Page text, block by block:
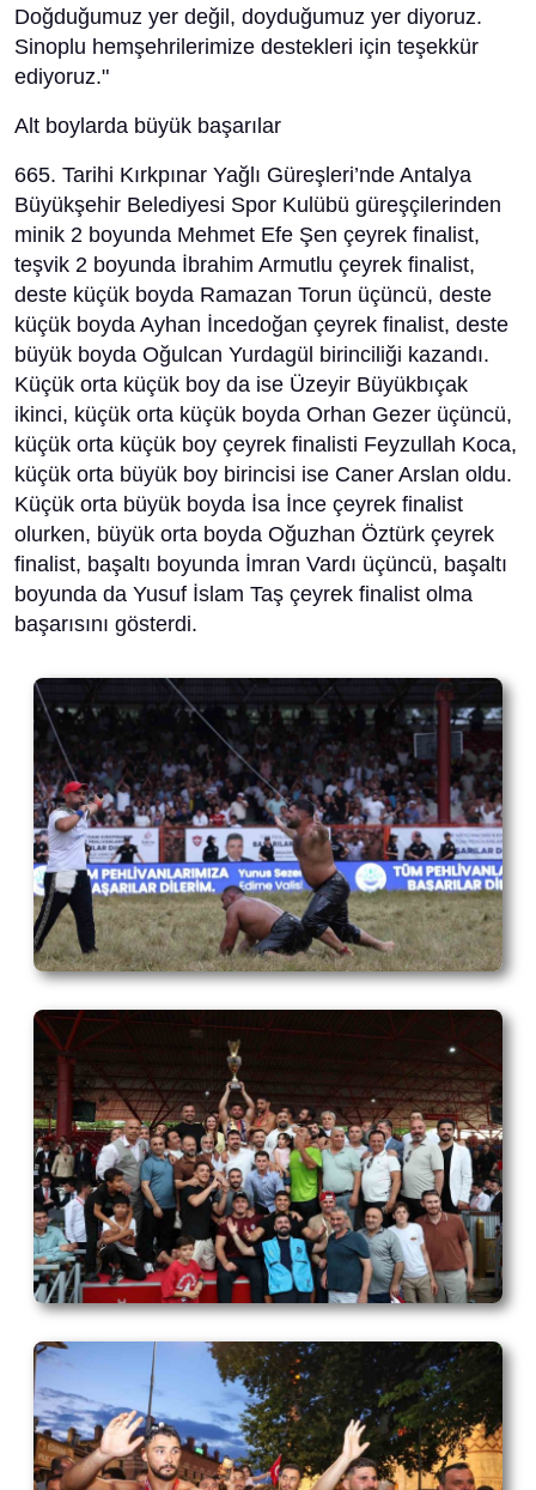
Doğduğumuz yer değil, doyduğumuz yer diyoruz.
Sinoplu hemşehrilerimize destekleri için teşekkür
ediyoruz."
Alt boylarda büyük başarılar
665. Tarihi Kırkpınar Yağlı Güreşleri’nde Antalya
Büyükşehir Belediyesi Spor Kulübü güreşçilerinden
minik 2 boyunda Mehmet Efe Şen çeyrek finalist,
teşvik 2 boyunda İbrahim Armutlu çeyrek finalist,
deste küçük boyda Ramazan Torun üçüncü, deste
küçük boyda Ayhan İncedoğan çeyrek finalist, deste
büyük boyda Oğulcan Yurdagül birinciliği kazandı.
Küçük orta küçük boy da ise Üzeyir Büyükbıçak
ikinci, küçük orta küçük boyda Orhan Gezer üçüncü,
küçük orta küçük boy çeyrek finalisti Feyzullah Koca,
küçük orta büyük boy birincisi ise Caner Arslan oldu.
Küçük orta büyük boyda İsa İnce çeyrek finalist
olurken, büyük orta boyda Oğuzhan Öztürk çeyrek
finalist, başaltı boyunda İmran Vardı üçüncü, başaltı
boyunda da Yusuf İslam Taş çeyrek finalist olma
başarısını gösterdi.